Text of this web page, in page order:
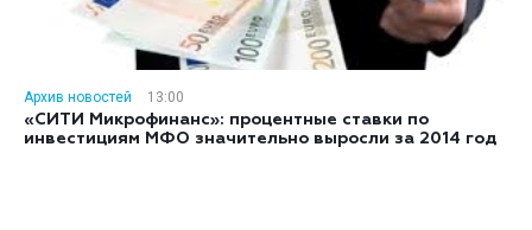
Архив новостей
13:00
«СИТИ Микрофинанс»: процентные ставки по
инвестициям МФО значительно выросли за 2014 год